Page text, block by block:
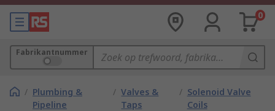
0
Fabrikantnummer
/ Plumbing &
Pipeline
/ Valves &
Taps
/ Solenoid Valve
Coils